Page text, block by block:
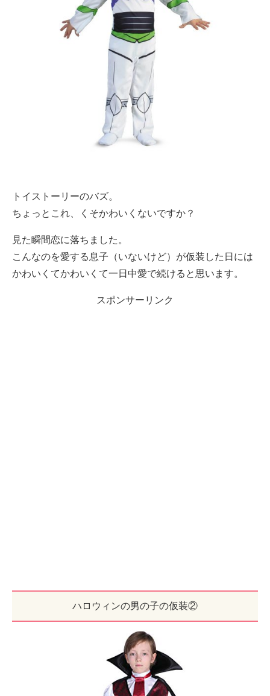
トイストーリーのバズ。
ちょっとこれ、くそかわいくないですか？
見た瞬間恋に落ちました。
こんなのを愛する息子（いないけど）が仮装した日には
かわいくてかわいくて一日中愛で続けると思います。
スポンサーリンク
ハロウィンの男の子の仮装②